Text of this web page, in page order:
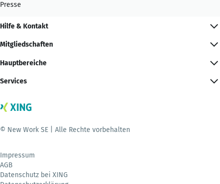
Presse
Hilfe & Kontakt
Mitgliedschaften
Hauptbereiche
Services
© New Work SE | Alle Rechte vorbehalten
Impressum
AGB
Datenschutz bei XING